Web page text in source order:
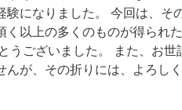
験になりました。 今回は、そ
く以上の多くのものが得られ
うございました。 また、お世
んが、その折りには、よろし